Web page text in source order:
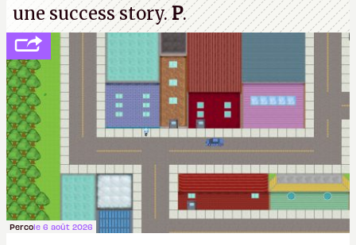
une success story.P.
Percole 6 août 2026